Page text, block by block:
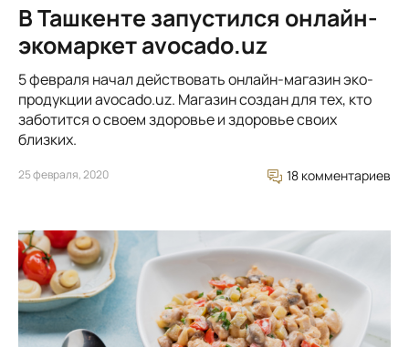
В Ташкенте запустился онлайн-
экомаркет avocado.uz
5 февраля начал действовать онлайн-магазин эко-
продукции avocado.uz. Магазин создан для тех, кто
заботится о своем здоровье и здоровье своих
близких.
25 февраля, 2020 18 комментариев